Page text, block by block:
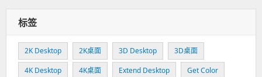
标签
2K Desktop 2K桌面 3D Desktop
3D桌面
4K Desktop
4K桌面 Extend Desktop
Get Color